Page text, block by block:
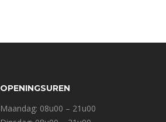
OPENINGSUREN
Maandag: 08u00 – 21u00